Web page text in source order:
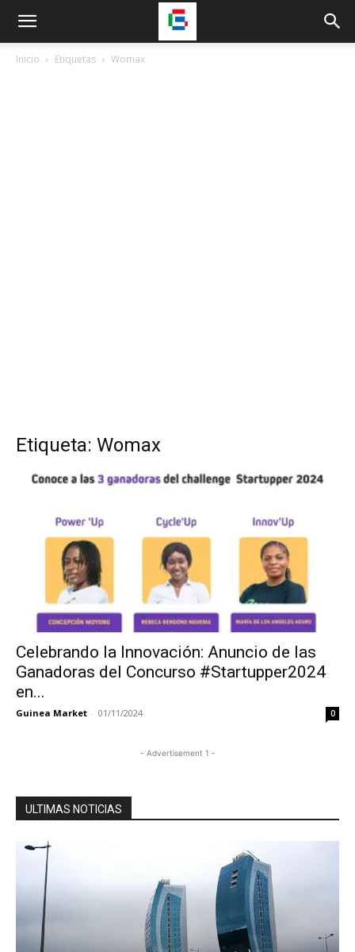
Inicio Etiquetas Womax
Etiqueta: Womax
Celebrando la Innovación: Anuncio de las
Ganadoras del Concurso #Startupper2024
en...
Guinea Market - 01/11/2024 0
- Advertisement 1 -
ULTIMAS NOTICIAS